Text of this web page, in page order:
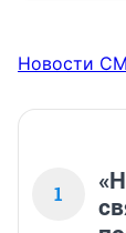
Новости
1